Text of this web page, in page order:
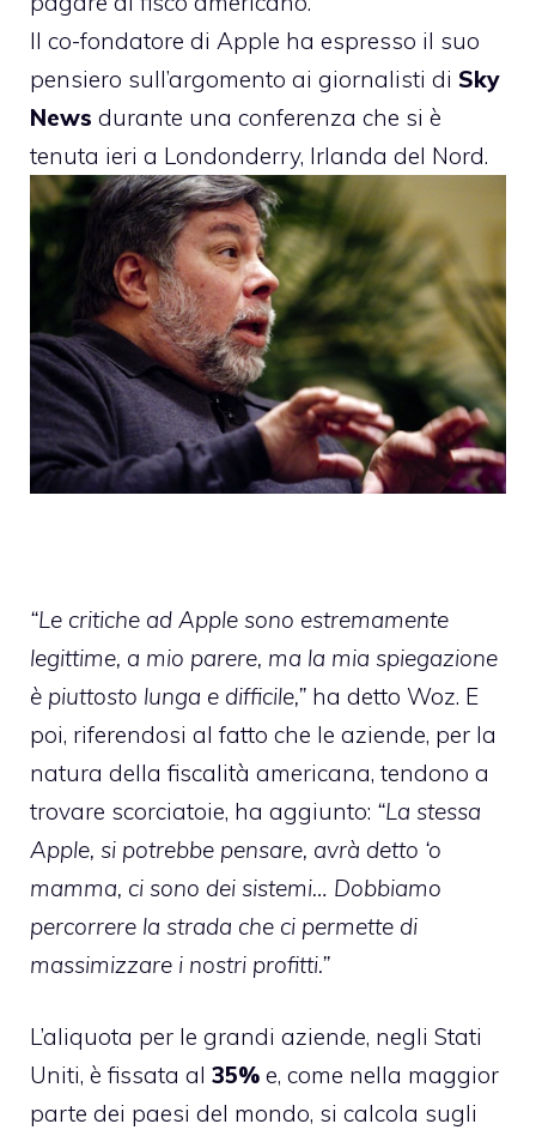
Il co-fondatore di Apple ha espresso il suo
pensiero sull’argomento ai giornalisti di Sky
News durante una conferenza che si è
tenuta ieri a Londonderry, Irlanda del Nord.
“Le critiche ad Apple sono estremamente
legittime, a mio parere, ma la mia spiegazione
è piuttosto lunga e difficile,” ha detto Woz. E
poi, riferendosi al fatto che le aziende, per la
natura della fiscalità americana, tendono a
trovare scorciatoie, ha aggiunto: “La stessa
Apple, si potrebbe pensare, avrà detto ‘o
mamma, ci sono dei sistemi… Dobbiamo
percorrere la strada che ci permette di
massimizzare i nostri profitti.”
L’aliquota per le grandi aziende, negli Stati
Uniti, è fissata al 35% e, come nella maggior
parte dei paesi del mondo, si calcola sugli